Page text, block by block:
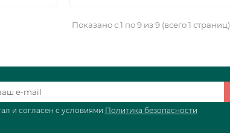
Показано с 1 по 9 из 9 (всего 1 страниц)
и согласен с условиями Политика безопасности